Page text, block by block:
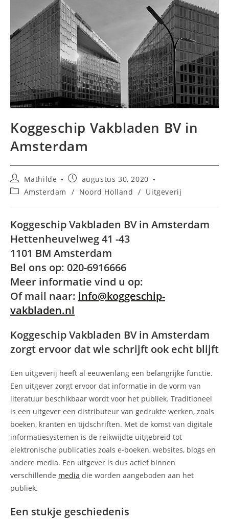
Koggeschip Vakbladen BV in
Amsterdam
Bericht
auteur:
Mathilde
Bericht
gepubliceerd
op:
augustus 30, 2020
Berichtcategorie:
Amsterdam / Noord Holland / Uitgeverij
Koggeschip Vakbladen BV in Amsterdam
Hettenheuvelweg 41 -43
1101 BM Amsterdam
Bel ons op: 020-6916666
Meer informatie vind u op:
Of mail naar: info@koggeschip-
vakbladen.nl
Koggeschip Vakbladen BV in Amsterdam
zorgt ervoor dat wie schrijft ook echt blijft
Een uitgeverij heeft al eeuwenlang een belangrijke functie.
Een uitgever zorgt ervoor dat informatie in de vorm van
literatuur beschikbaar wordt voor het publiek. Traditioneel
is een uitgever een distributeur van gedrukte werken, zoals
boeken, kranten en tijdschriften. Met de komst van digitale
informatiesystemen is de reikwijdte uitgebreid tot
elektronische publicaties zoals e-boeken, websites, blogs en
andere media. Een uitgever is dus actief binnen
verschillende media die worden aangeboden aan het
publiek.
Een stukje geschiedenis